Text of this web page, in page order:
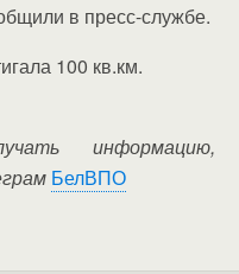
в пресс-службе.
100 кв.км.
информацию,
БелВПО